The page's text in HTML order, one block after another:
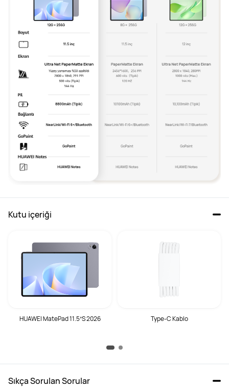
Kutu içeriği
HUAWEI MatePad 11.5”S 2026 Type-C Kablo
Sıkça Sorulan Sorular